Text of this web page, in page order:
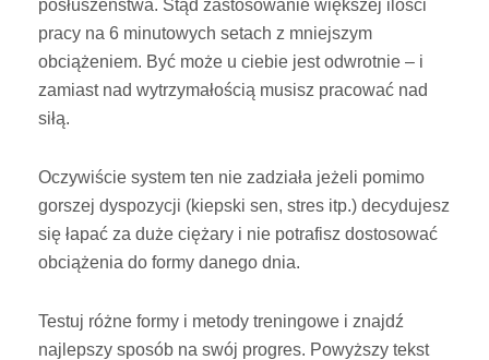
posłuszeństwa. Stąd zastosowanie większej ilości
pracy na 6 minutowych setach z mniejszym
obciążeniem. Być może u ciebie jest odwrotnie – i
zamiast nad wytrzymałością musisz pracować nad
siłą.
Oczywiście system ten nie zadziała jeżeli pomimo
gorszej dyspozycji (kiepski sen, stres itp.) decydujesz
się łapać za duże ciężary i nie potrafisz dostosować
obciążenia do formy danego dnia.
Testuj różne formy i metody treningowe i znajdź
najlepszy sposób na swój progres. Powyższy tekst